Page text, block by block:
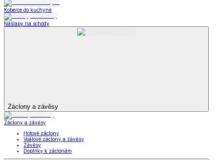
Koberce do kuchyně
Nášlapy na schody
Záclony a závěsy
Záclony a závěsy
Hotové záclony
Voálové záclony a závěsy
Závěsy
Doplňky k záclonám